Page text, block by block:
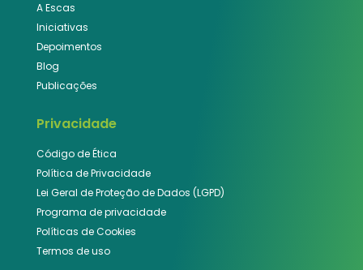
A Escas
Iniciativas
Depoimentos
Blog
Publicações
Privacidade
Código de Ética
Política de Privacidade
Lei Geral de Proteção de Dados (LGPD)
Programa de privacidade
Políticas de Cookies
Termos de uso